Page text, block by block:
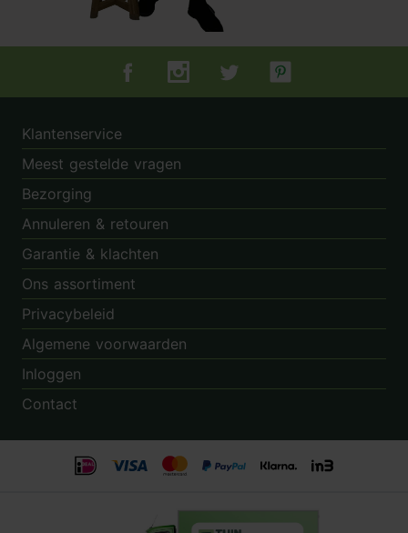
Tuincentrum.nl op Facebook
Tuincentrum.nl op Instagram
Tuincentrum.nl op Twitter
Tuincentrum.nl op
Klantenservice
Meest gestelde vragen
Bezorging
Annuleren & retouren
Garantie & klachten
Ons assortiment
Privacybeleid
Algemene voorwaarden
Inloggen
Contact